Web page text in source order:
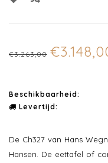
€3.263,00
Beschikbaarheid:
Levertijd:
De Ch327 van Hans
Hansen. De eettafel of